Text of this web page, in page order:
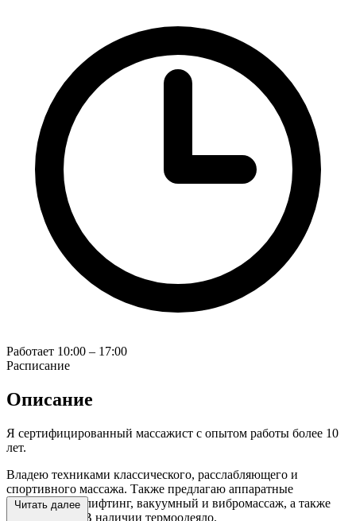
Работает 10:00 – 17:00
Расписание
Описание
Я сертифицированный массажист с опытом работы более 10
лет.
Владею техниками классического, расслабляющего и
спортивного массажа. Также предлагаю аппаратные
методики: RF-лифтинг, вакуумный и вибромассаж, а также
обёртывание. В наличии термоодеяло.
Читать далее